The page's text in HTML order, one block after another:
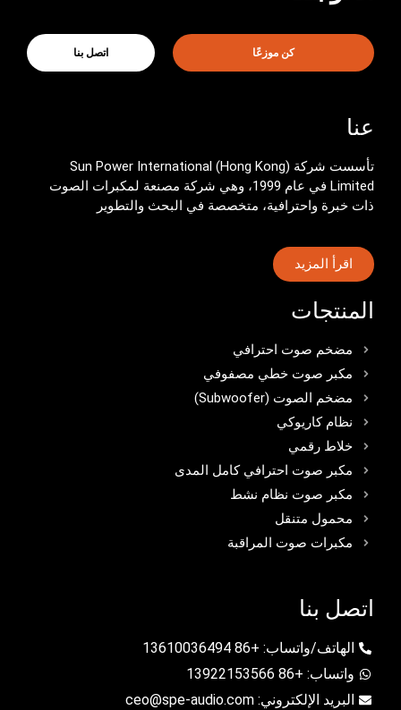
فيديو المنتج 9 0:13
كن موزعًا اتصل بنا
عنا
تأسست شركة Sun Power International (Hong Kong)
Limited في عام 1999، وهي شركة مصنعة لمكبرات الصوت
ذات خبرة واحترافية، متخصصة في البحث والتطوير
اقرأ المزيد
المنتجات
مضخم صوت احترافي
مكبر صوت خطي مصفوفي
مضخم الصوت (Subwoofer)
نظام كاريوكي
خلاط رقمي
مكبر صوت احترافي كامل المدى
مكبر صوت نظام نشط
محمول متنقل
مكبرات صوت المراقبة
اتصل بنا
الهاتف/واتساب: +86 13610036494
واتساب: +86 13922153566
البريد الإلكتروني: ceo@spe-audio.com